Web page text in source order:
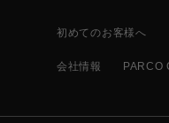
初めてのお客様へ
会社情報